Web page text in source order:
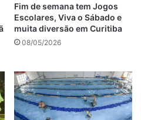
Fim de semana tem Jogos
Escolares, Viva o Sábado e
muita diversão em Curitiba
08/05/2026